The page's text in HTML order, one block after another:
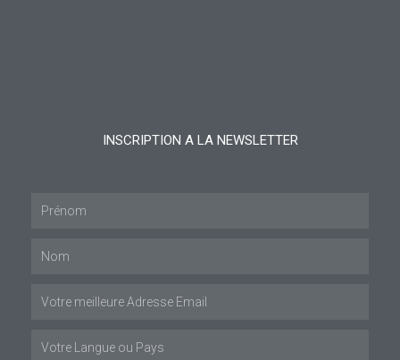
INSCRIPTION A LA NEWSLETTER